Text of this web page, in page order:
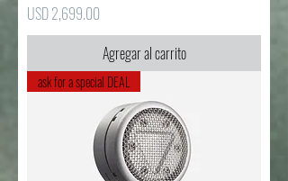
Precio
USD 2,699.00
Agregar al carrito
ask for a special DEAL